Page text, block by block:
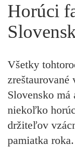
Horúci
Všetky
zreštaurované
Slovensko
niekoľko
držiteľov
pamiatka